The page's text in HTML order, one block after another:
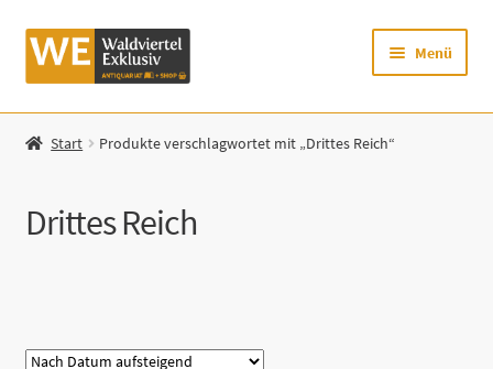
Zur
Navigation
Zum
Inhalt
Menü
Startseite
Mein Konto
Zur Waldviertel Exklusiv-Website
Start Produkte verschlagwortet mit „Drittes Reich“
Drittes Reich